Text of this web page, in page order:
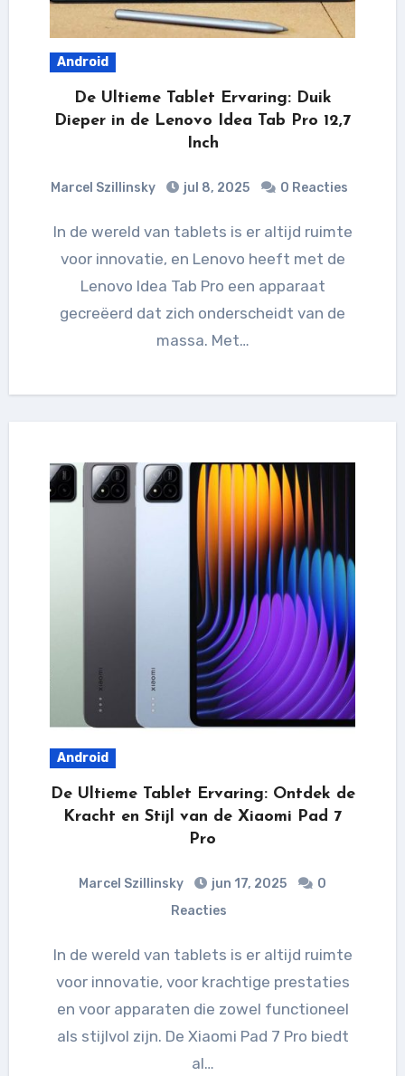
Android
De Ultieme Tablet Ervaring: Duik
Dieper in de Lenovo Idea Tab Pro 12,7
Inch
Marcel Szillinsky jul 8, 2025 0 Reacties
In de wereld van tablets is er altijd ruimte
voor innovatie, en Lenovo heeft met de
Lenovo Idea Tab Pro een apparaat
gecreëerd dat zich onderscheidt van de
massa. Met…
Android
De Ultieme Tablet Ervaring: Ontdek de
Kracht en Stijl van de Xiaomi Pad 7
Pro
Marcel Szillinsky jun 17, 2025
0
Reacties
In de wereld van tablets is er altijd ruimte
voor innovatie, voor krachtige prestaties
en voor apparaten die zowel functioneel
als stijlvol zijn. De Xiaomi Pad 7 Pro biedt
al…